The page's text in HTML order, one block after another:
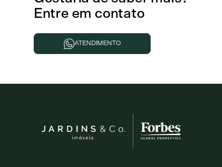
Entre em contato
ATENDIMENTO